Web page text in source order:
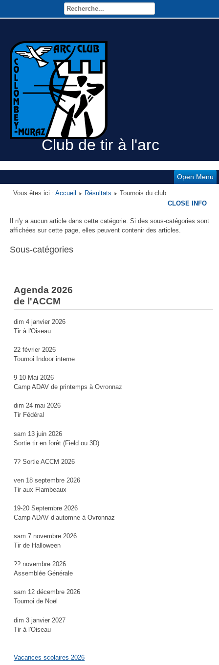
Club de tir à l'arc
Open Menu
Vous êtes ici : Accueil Résultats Tournois du club
Il n'y a aucun article dans cette catégorie. Si des sous-catégories sont
affichées sur cette page, elles peuvent contenir des articles.
Sous-catégories
CLOSE INFO
Agenda 2026
de l'ACCM
dim 4 janvier 2026
Tir à l'Oiseau
22 février 2026
Tournoi Indoor interne
9-10 Mai 2026
Camp ADAV de printemps à Ovronnaz
dim 24 mai 2026
Tir Fédéral
sam 13 juin 2026
Sortie tir en forêt (Field ou 3D)
?? Sortie ACCM 2026
ven 18 septembre 2026
Tir aux Flambeaux
19-20 Septembre 2026
Camp ADAV d’automne à Ovronnaz
sam 7 novembre 2026
Tir de Halloween
?? novembre 2026
Assemblée Générale
sam 12 décembre 2026
Tournoi de Noël
dim 3 janvier 2027
Tir à l'Oiseau
Vacances scolaires 2026